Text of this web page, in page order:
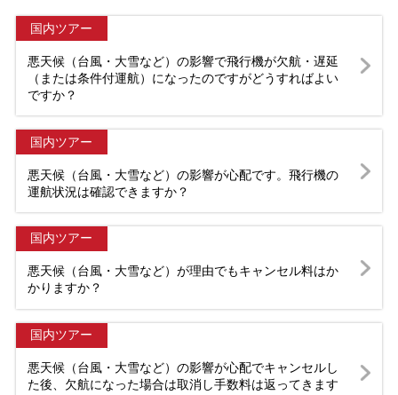
国内ツアー
悪天候（台風・大雪など）の影響で飛行機が欠航・遅延
（または条件付運航）になったのですがどうすればよい
ですか？
国内ツアー
悪天候（台風・大雪など）の影響が心配です。飛行機の
運航状況は確認できますか？
国内ツアー
悪天候（台風・大雪など）が理由でもキャンセル料はか
かりますか？
国内ツアー
悪天候（台風・大雪など）の影響が心配でキャンセルし
た後、欠航になった場合は取消し手数料は返ってきます